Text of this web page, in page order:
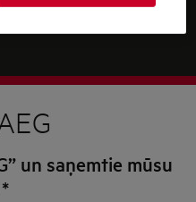
un saņemtie mūsu
*